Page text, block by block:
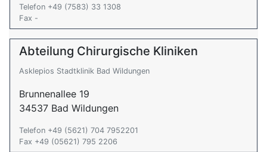
Telefon +49 (7583) 33 1308
Fax -
Abteilung Chirurgische Kliniken
Asklepios Stadtklinik Bad Wildungen
Brunnenallee 19
34537 Bad Wildungen
Telefon +49 (5621) 704 7952201
Fax +49 (05621) 795 2206